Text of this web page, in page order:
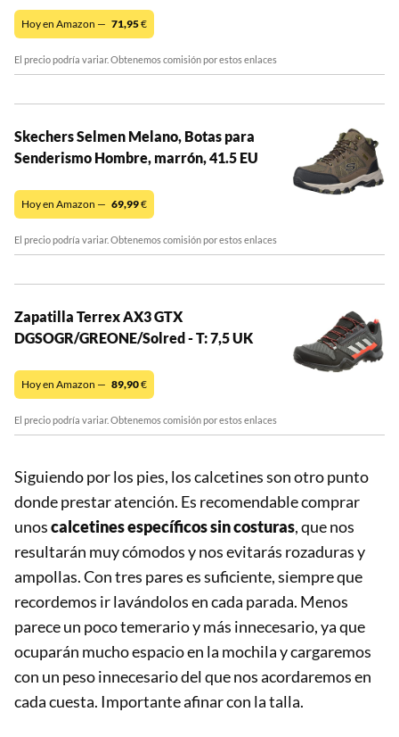
Hoy en Amazon — 71,95€
El precio podría variar. Obtenemos comisión por estos enlaces
Skechers Selmen Melano, Botas para
Senderismo Hombre, marrón, 41.5 EU
Hoy en Amazon — 69,99€
El precio podría variar. Obtenemos comisión por estos enlaces
Zapatilla Terrex AX3 GTX
DGSOGR/GREONE/Solred - T: 7,5 UK
Hoy en Amazon — 89,90€
El precio podría variar. Obtenemos comisión por estos enlaces
Siguiendo por los pies, los calcetines son otro punto
donde prestar atención. Es recomendable comprar
unoscalcetines específicos sin costuras, que nos
resultarán muy cómodos y nos evitarás rozaduras y
ampollas. Con tres pares es suficiente, siempre que
recordemos ir lavándolos en cada parada. Menos
parece un poco temerario y más innecesario, ya que
ocuparán mucho espacio en la mochila y cargaremos
con un peso innecesario del que nos acordaremos en
cada cuesta. Importante afinar con la talla.